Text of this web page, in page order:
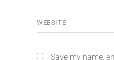
Save my name,